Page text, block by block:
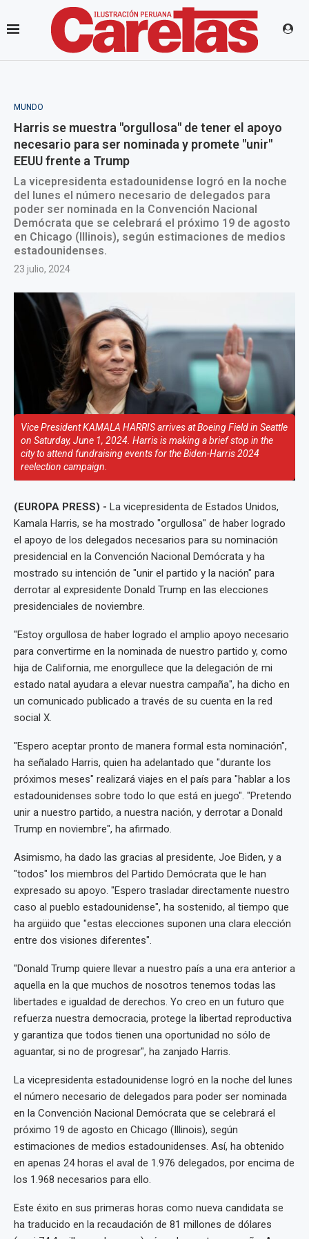
MUNDO
Harris se muestra "orgullosa" de tener el apoyo
necesario para ser nominada y promete "unir"
EEUU frente a Trump
La vicepresidenta estadounidense logró en la noche
del lunes el número necesario de delegados para
poder ser nominada en la Convención Nacional
Demócrata que se celebrará el próximo 19 de agosto
en Chicago (Illinois), según estimaciones de medios
estadounidenses.
23 julio, 2024
Vice President KAMALA HARRIS arrives at Boeing Field in Seattle
on Saturday, June 1, 2024. Harris is making a brief stop in the
city to attend fundraising events for the Biden-Harris 2024
reelection campaign.
(EUROPA PRESS) - La vicepresidenta de Estados Unidos,
Kamala Harris, se ha mostrado "orgullosa" de haber logrado
el apoyo de los delegados necesarios para su nominación
presidencial en la Convención Nacional Demócrata y ha
mostrado su intención de "unir el partido y la nación" para
derrotar al expresidente Donald Trump en las elecciones
presidenciales de noviembre.
"Estoy orgullosa de haber logrado el amplio apoyo necesario
para convertirme en la nominada de nuestro partido y, como
hija de California, me enorgullece que la delegación de mi
estado natal ayudara a elevar nuestra campaña", ha dicho en
un comunicado publicado a través de su cuenta en la red
social X.
"Espero aceptar pronto de manera formal esta nominación",
ha señalado Harris, quien ha adelantado que "durante los
próximos meses" realizará viajes en el país para "hablar a los
estadounidenses sobre todo lo que está en juego". "Pretendo
unir a nuestro partido, a nuestra nación, y derrotar a Donald
Trump en noviembre", ha afirmado.
Asimismo, ha dado las gracias al presidente, Joe Biden, y a
"todos" los miembros del Partido Demócrata que le han
expresado su apoyo. "Espero trasladar directamente nuestro
caso al pueblo estadounidense", ha sostenido, al tiempo que
ha argüido que "estas elecciones suponen una clara elección
entre dos visiones diferentes".
"Donald Trump quiere llevar a nuestro país a una era anterior a
aquella en la que muchos de nosotros tenemos todas las
libertades e igualdad de derechos. Yo creo en un futuro que
refuerza nuestra democracia, protege la libertad reproductiva
y garantiza que todos tienen una oportunidad no sólo de
aguantar, si no de progresar", ha zanjado Harris.
La vicepresidenta estadounidense logró en la noche del lunes
el número necesario de delegados para poder ser nominada
en la Convención Nacional Demócrata que se celebrará el
próximo 19 de agosto en Chicago (Illinois), según
estimaciones de medios estadounidenses. Así, ha obtenido
en apenas 24 horas el aval de 1.976 delegados, por encima de
los 1.968 necesarios para ello.
Este éxito en sus primeras horas como nueva candidata se
ha traducido en la recaudación de 81 millones de dólares